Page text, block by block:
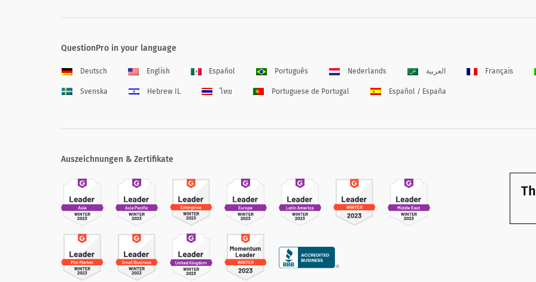
QuestionPro in your language
Deutsch English Español Português Nederlands العربية Français
Svenska Hebrew IL ไทย Portuguese de Portugal Español / España
Auszeichnungen & Zertifikate